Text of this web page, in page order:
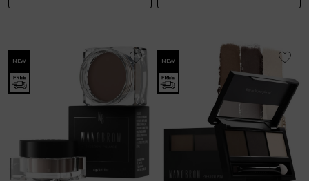
NEW NEW